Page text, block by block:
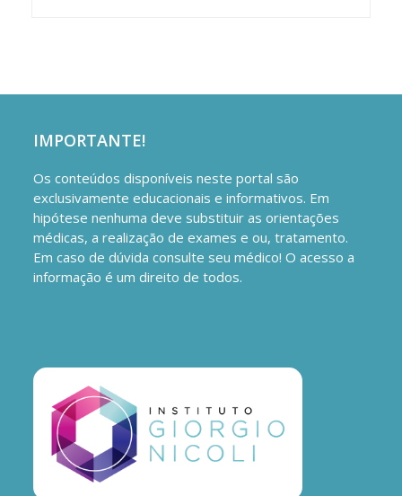
IMPORTANTE!
Os conteúdos disponíveis neste portal são
exclusivamente educacionais e informativos. Em
hipótese nenhuma deve substituir as orientações
médicas, a realização de exames e ou, tratamento.
Em caso de dúvida consulte seu médico! O acesso a
informação é um direito de todos.